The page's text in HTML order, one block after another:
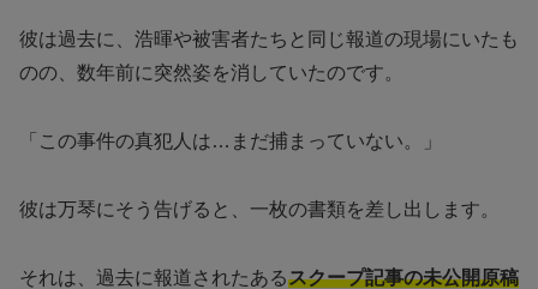
彼は過去に、浩暉や被害者たちと同じ報道の現場にいたも
のの、数年前に突然姿を消していたのです。
「この事件の真犯人は…まだ捕まっていない。」
彼は万琴にそう告げると、一枚の書類を差し出します。
それは、過去に報道されたあるスクープ記事の未公開原稿